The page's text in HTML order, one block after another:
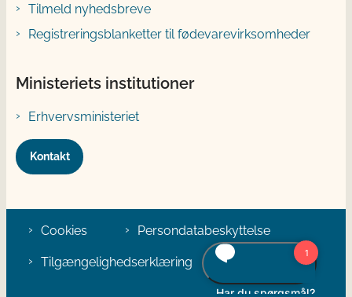
Tilmeld nyhedsbreve
Registreringsblanketter til fødevarevirksomheder
Ministeriets institutioner
Erhvervsministeriet
Kontakt
Cookies Persondatabeskyttelse
Tilgængelighedserklæring